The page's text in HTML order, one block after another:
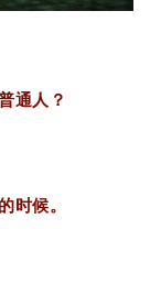
通人？
时候。